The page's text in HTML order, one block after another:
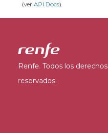
(ver API Docs).
Renfe. Todos los derechos
reservados.